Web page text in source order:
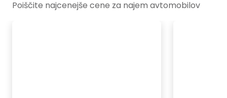
Poiščite najcenejše cene za najem avtomobilov